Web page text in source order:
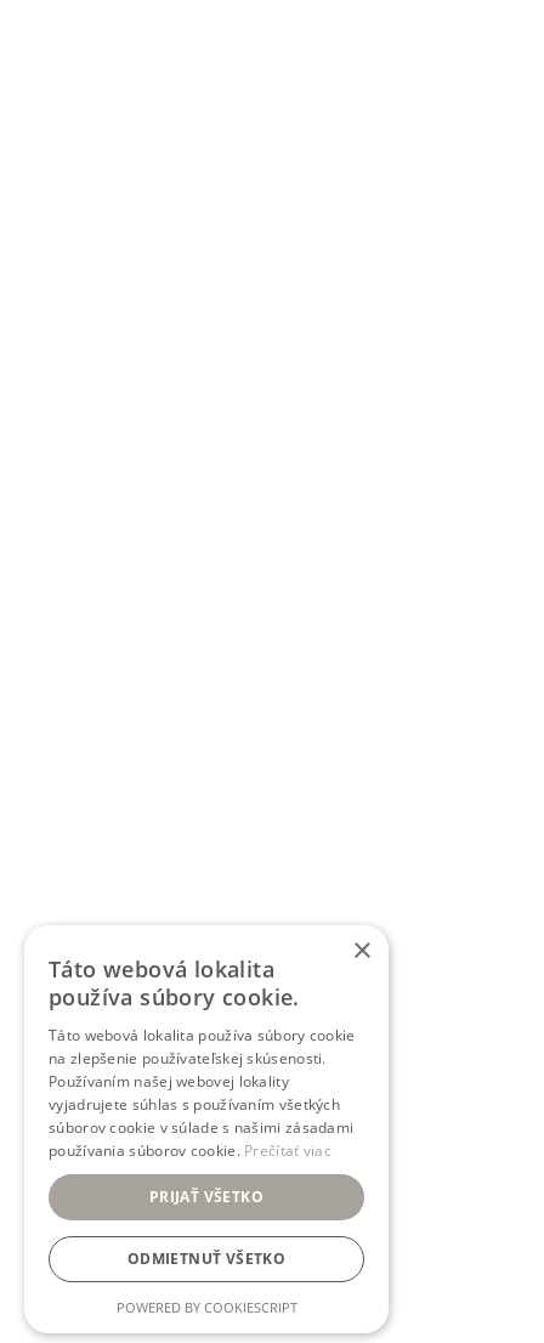
×
Táto webová lokalita
používa súbory cookie.
Táto webová lokalita používa súbory cookie
na zlepšenie používateľskej skúsenosti.
Používaním našej webovej lokality
vyjadrujete súhlas s používaním všetkých
súborov cookie v súlade s našimi zásadami
používania súborov cookie. Prečítať viac
PRIJAŤ VŠETKO
ODMIETNUŤ VŠETKO
POWERED BY COOKIESCRIPT